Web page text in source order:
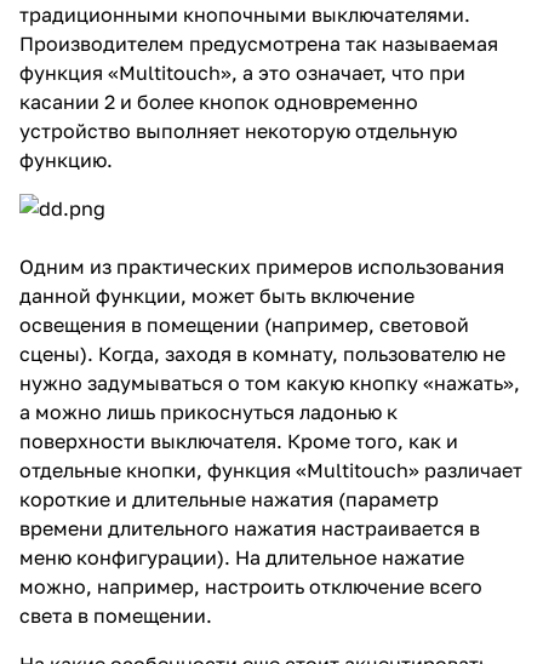
традиционными кнопочными выключателями.
Производителем предусмотрена так называемая
функция «Multitouch», а это означает, что при
касании 2 и более кнопок одновременно
устройство выполняет некоторую отдельную
функцию.
Одним из практических примеров использования
данной функции, может быть включение
освещения в помещении (например, световой
сцены). Когда, заходя в комнату, пользователю не
нужно задумываться о том какую кнопку «нажать»,
а можно лишь прикоснуться ладонью к
поверхности выключателя. Кроме того, как и
отдельные кнопки, функция «Multitouch» различает
короткие и длительные нажатия (параметр
времени длительного нажатия настраивается в
меню конфигурации). На длительное нажатие
можно, например, настроить отключение всего
света в помещении.